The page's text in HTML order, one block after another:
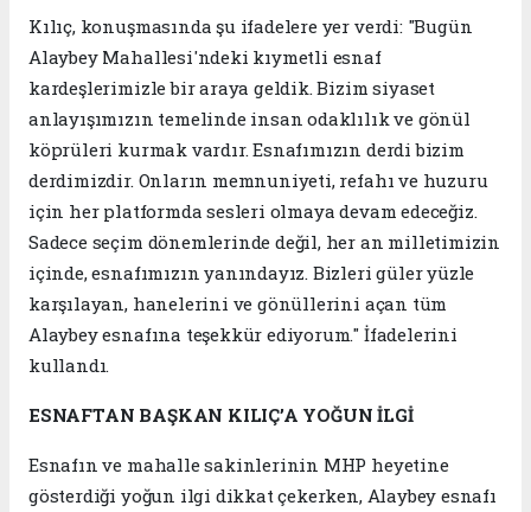
Kılıç, konuşmasında şu ifadelere yer verdi: "Bugün
Alaybey Mahallesi'ndeki kıymetli esnaf
kardeşlerimizle bir araya geldik. Bizim siyaset
anlayışımızın temelinde insan odaklılık ve gönül
köprüleri kurmak vardır. Esnafımızın derdi bizim
derdimizdir. Onların memnuniyeti, refahı ve huzuru
için her platformda sesleri olmaya devam edeceğiz.
Sadece seçim dönemlerinde değil, her an milletimizin
içinde, esnafımızın yanındayız. Bizleri güler yüzle
karşılayan, hanelerini ve gönüllerini açan tüm
Alaybey esnafına teşekkür ediyorum." İfadelerini
kullandı.
ESNAFTAN BAŞKAN KILIÇ’A YOĞUN İLGİ
Esnafın ve mahalle sakinlerinin MHP heyetine
gösterdiği yoğun ilgi dikkat çekerken, Alaybey esnafı